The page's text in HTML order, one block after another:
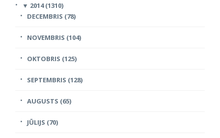
▼ 2014 (1310)
DECEMBRIS (78)
NOVEMBRIS (104)
OKTOBRIS (125)
SEPTEMBRIS (128)
AUGUSTS (65)
JŪLIJS (70)